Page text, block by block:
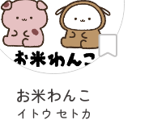
お米わんこ
イトウ セトカ